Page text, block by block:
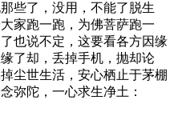
些了，没用，不能了脱生
家跑一跑，为佛菩萨跑一
也说不定，这要看各方因缘
了却，丢掉手机，抛却论
尘世生活，安心栖止于茅棚
弥陀，一心求生净土：